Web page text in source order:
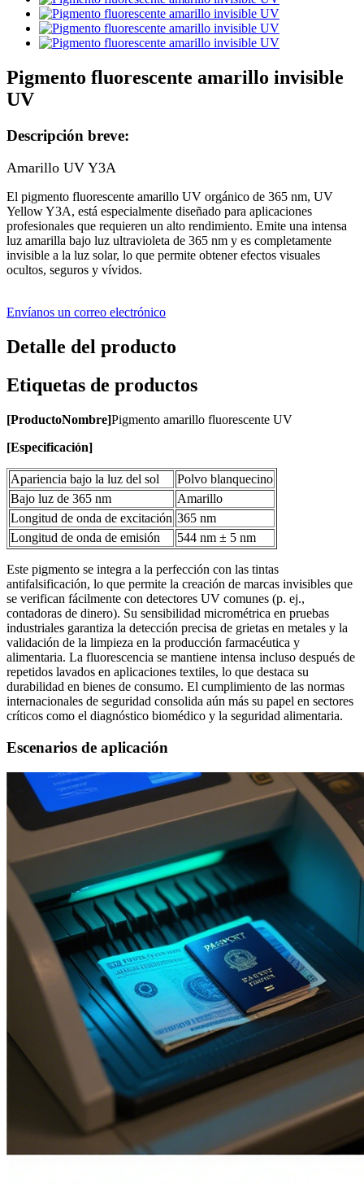
Pigmento fluorescente amarillo invisible
UV
Descripción breve:
Amarillo UV Y3A
El pigmento fluorescente amarillo UV orgánico de 365 nm, UV
Yellow Y3A, está especialmente diseñado para aplicaciones
profesionales que requieren un alto rendimiento. Emite una intensa
luz amarilla bajo luz ultravioleta de 365 nm y es completamente
invisible a la luz solar, lo que permite obtener efectos visuales
ocultos, seguros y vívidos.
Envíanos un correo electrónico
Detalle del producto
Etiquetas de productos
[ProductoNombre]Pigmento amarillo fluorescente UV
[Especificación]
Apariencia bajo la luz del sol
Polvo blanquecino
Bajo luz de 365 nm
Amarillo
Longitud de onda de excitación 365 nm
Longitud de onda de emisión
544 nm ± 5 nm
Este pigmento se integra a la perfección con las tintas
antifalsificación, lo que permite la creación de marcas invisibles que
se verifican fácilmente con detectores UV comunes (p. ej.,
contadoras de dinero). Su sensibilidad micrométrica en pruebas
industriales garantiza la detección precisa de grietas en metales y la
validación de la limpieza en la producción farmacéutica y
alimentaria. La fluorescencia se mantiene intensa incluso después de
repetidos lavados en aplicaciones textiles, lo que destaca su
durabilidad en bienes de consumo. El cumplimiento de las normas
internacionales de seguridad consolida aún más su papel en sectores
críticos como el diagnóstico biomédico y la seguridad alimentaria.
Escenarios de aplicación